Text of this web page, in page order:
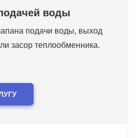
воды
подачи воды, выход
засор теплообменника.